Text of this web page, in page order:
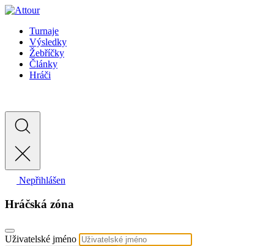
Turnaje
Výsledky
Žebříčky
Články
Hráči
Nepřihlášen
Hráčská zóna
Uživatelské jméno